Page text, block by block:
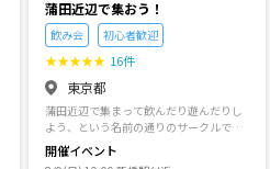
蒲田近辺で集おう！
飲み会 初心者歓迎
★★★★★ 16件
東京都
蒲田近辺で集まって飲んだり遊んだりし
よう、という名前の通りのサークルです
❗️ なかなか蒲田近辺のイベントが無いの
で、ならば自分で開催するか…とこのサ
開催イベント